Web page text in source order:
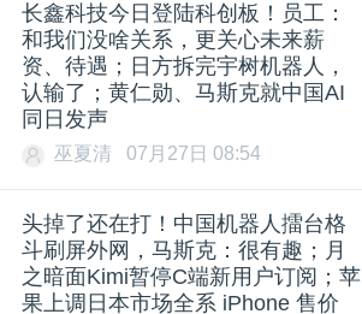
长鑫科技今日登陆科创板！员工：
和我们没啥关系，更关心未来薪
资、待遇；日方拆完宇树机器人，
认输了；黄仁勋、马斯克就中国AI
同日发声
巫夏清 07月27日 08:54
头掉了还在打！中国机器人擂台格
斗刷屏外网，马斯克：很有趣；月
之暗面Kimi暂停C端新用户订阅；苹
果上调日本市场全系 iPhone 售价